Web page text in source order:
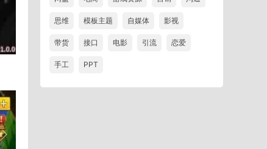
思维 模板主题 自媒体 影视
带货 接口 电影 引流 恋爱
手工 PPT